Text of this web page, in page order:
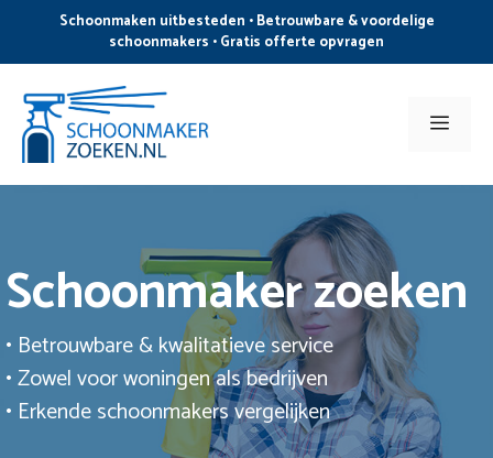
de
inhoud
Schoonmaken uitbesteden • Betrouwbare & voordelige
schoonmakers • Gratis offerte opvragen
Menu
Schoonmaker zoeken
• Betrouwbare & kwalitatieve service
• Zowel voor woningen als bedrijven
• Erkende schoonmakers vergelijken